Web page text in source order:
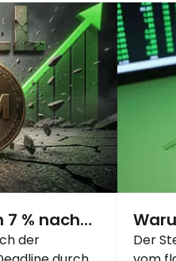
7 % nach
der
Der